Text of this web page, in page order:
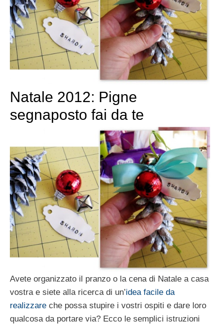
Natale 2012: Pigne
segnaposto fai da te
Avete organizzato il pranzo o la cena di Natale a casa
vostra e siete alla ricerca di un’idea facile da
realizzare che possa stupire i vostri ospiti e dare loro
qualcosa da portare via? Ecco le semplici istruzioni